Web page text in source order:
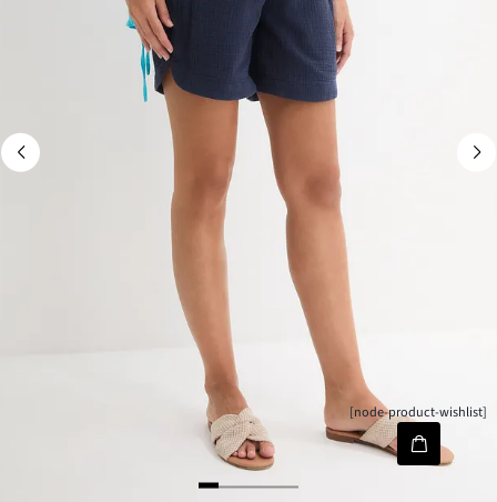
[node-product-wishlist]